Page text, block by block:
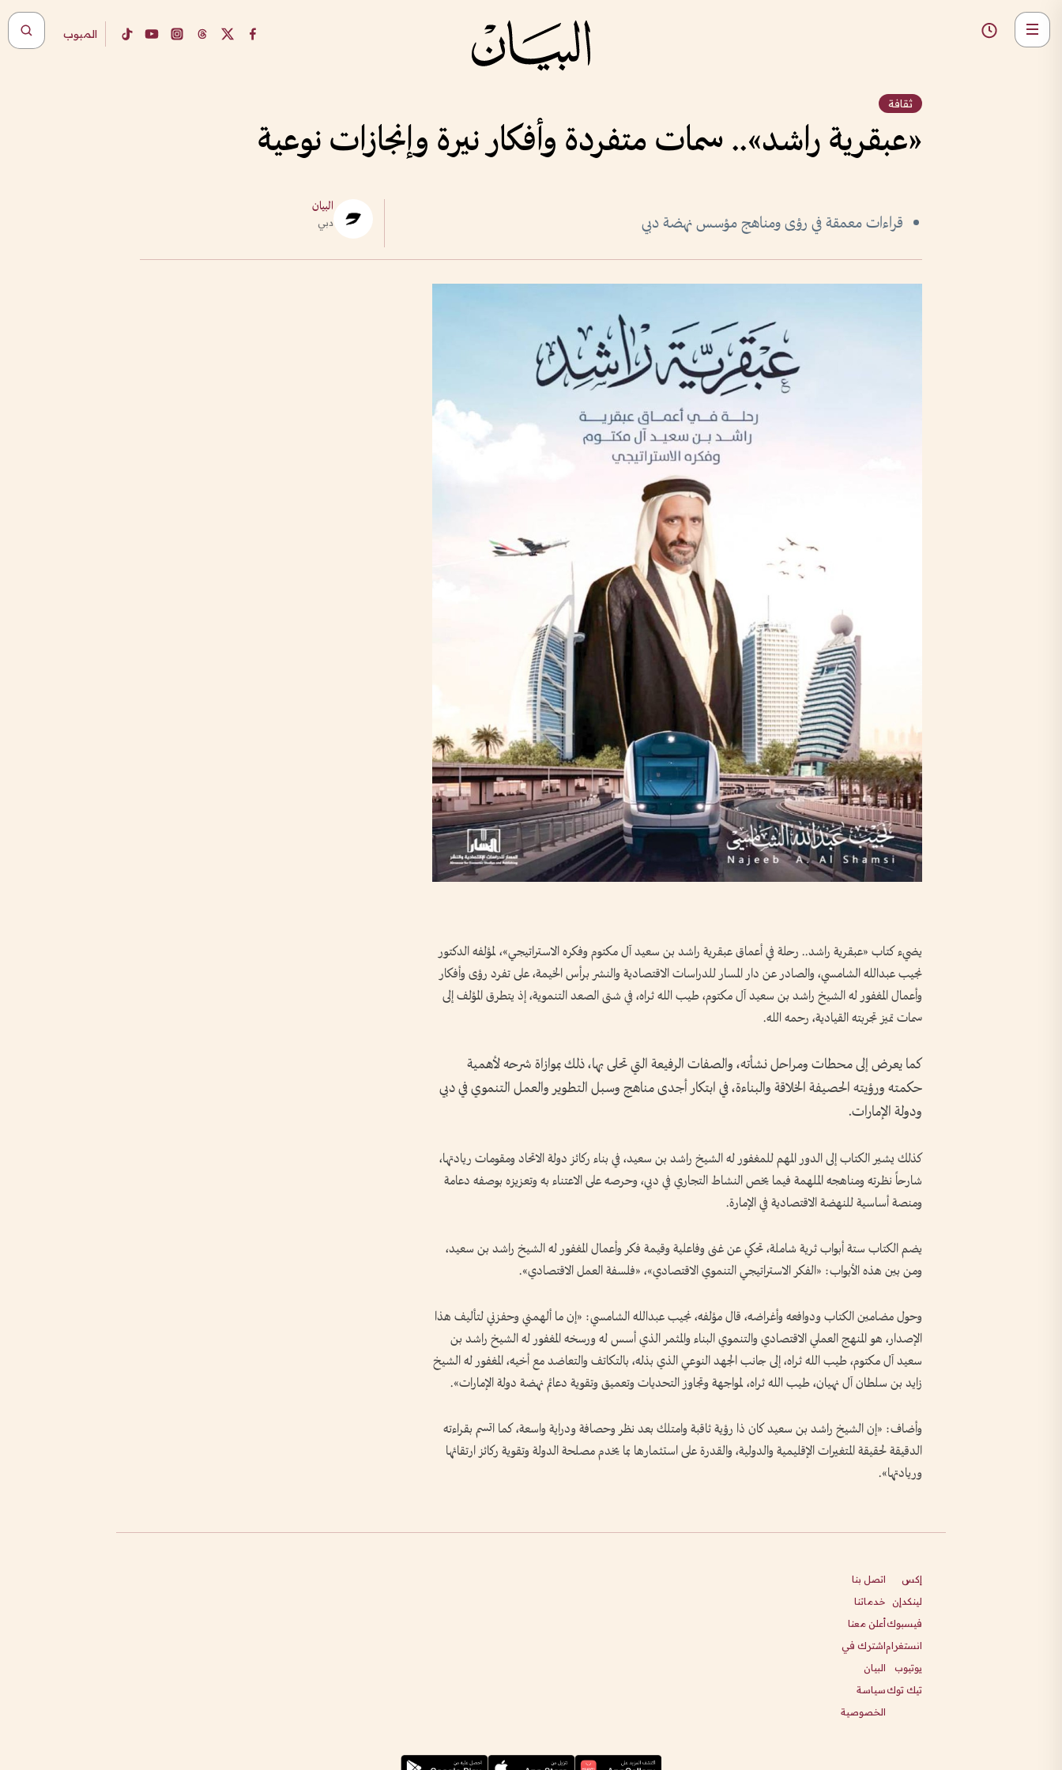
المبوب
ثقافة
«عبقرية راشد».. سمات متفردة وأفكار نيرة وإنجازات نوعية
قراءات معمقة في رؤى ومناهج مؤسس نهضة دبي
البيان
دبي
يضيء كتاب «عبقرية راشد.. رحلة في أعماق عبقرية راشد بن سعيد آل مكتوم وفكره الاستراتيجي»، لمؤلفه الدكتور
نجيب عبدالله الشامسي، والصادر عن دار المسار للدراسات الاقتصادية والنشر برأس الخيمة، على تفرد رؤى وأفكار
وأعمال المغفور له الشيخ راشد بن سعيد آل مكتوم، طيب الله ثراه، في شتى الصعد التنموية، إذ يتطرق المؤلف إلى
سمات تميز تجربته القيادية، رحمه الله.
كما يعرض إلى محطات ومراحل نشأته، والصفات الرفيعة التي تحلى بها، ذلك بموازاة شرحه لأهمية
حكمته ورؤيته الحصيفة الخلاقة والبناءة، في ابتكار أجدى مناهج وسبل التطوير والعمل التنموي في دبي
ودولة الإمارات.
كذلك يشير الكتاب إلى الدور المهم للمغفور له الشيخ راشد بن سعيد، في بناء ركائز دولة الاتحاد ومقومات ريادتها،
شارحاً نظرته ومناهجه الملهمة فيما يخص النشاط التجاري في دبي، وحرصه على الاعتناء به وتعزيزه بوصفه دعامة
ومنصة أساسية للنهضة الاقتصادية في الإمارة.
يضم الكتاب ستة أبواب ثرية شاملة، تحكي عن غنى وفاعلية وقيمة فكر وأعمال المغفور له الشيخ راشد بن سعيد،
ومن بين هذه الأبواب: «الفكر الاستراتيجي التنموي الاقتصادي»، «فلسفة العمل الاقتصادي».
وحول مضامين الكتاب ودوافعه وأغراضه، قال مؤلفه، نجيب عبدالله الشامسي: «إن ما ألهمني وحفزني لتأليف هذا
الإصدار، هو المنهج العملي الاقتصادي والتنموي البناء والمثمر الذي أسس له ورسخه المغفور له الشيخ راشد بن
سعيد آل مكتوم، طيب الله ثراه، إلى جانب الجهد النوعي الذي بذله، بالتكاتف والتعاضد مع أخيه، المغفور له الشيخ
زايد بن سلطان آل نهيان، طيب الله ثراه، لمواجهة وتجاوز التحديات وتعميق وتقوية دعائم نهضة دولة الإمارات».
وأضاف: «إن الشيخ راشد بن سعيد كان ذا رؤية ثاقبة وامتلك بعد نظر وحصافة ودراية واسعة، كما اتسم بقراءته
الدقيقة لحقيقة المتغيرات الإقليمية والدولية، والقدرة على استثمارها بما يخدم مصلحة الدولة وتقوية ركائز ارتقائها
وريادتها».
إكس
لينكدإن
فيسبوك
انستغرام
يوتيوب
تيك توك
اتصل بنا
خدماتنا
أعلن معنا
اشترك في
البيان
سياسة
الخصوصية